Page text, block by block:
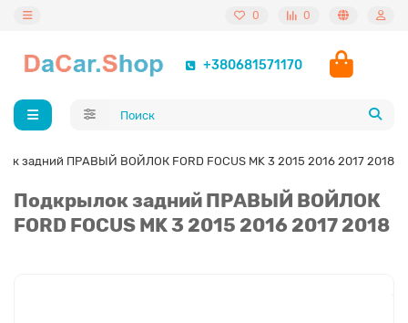
0 0
+380681571170
задний ПРАВЫЙ ВОЙЛОК FORD FOCUS MK 3 2015 2016 2017 2018
Подкрылок задний ПРАВЫЙ ВОЙЛОК
FORD FOCUS MK 3 2015 2016 2017 2018